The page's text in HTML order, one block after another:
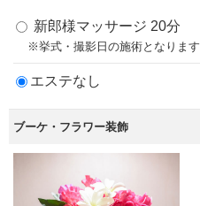
新郎様マッサージ 20分
※挙式・撮影日の施術となります
エステなし
ブーケ・フラワー装飾